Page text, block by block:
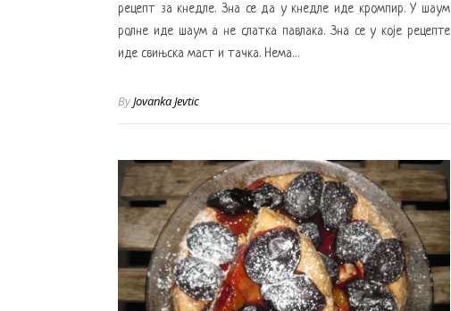
рецепт за кнедле. Зна се да у кнедле иде кромпир. У шаум
ролне иде шаум а не слатка павлака. Зна се у које рецепте
иде свињска маст и тачка. Нема…
ByJovanka Jevtic